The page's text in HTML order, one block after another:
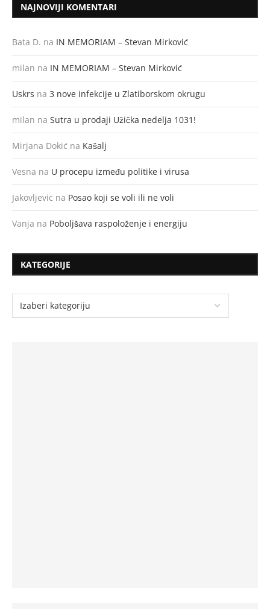
NAJNOVIJI KOMENTARI
Bata D. na IN MEMORIAM – Stevan Mirković
milan na IN MEMORIAM – Stevan Mirković
Uskrs na 3 nove infekcije u Zlatiborskom okrugu
milan na Sutra u prodaji Užička nedelja 1031!
Mirjana Dokić na Kašalj
Vesna na U procepu između politike i virusa
Jakovljevic na Posao koji se voli ili ne voli
Vanja na Poboljšava raspoloženje i energiju
KATEGORIJE